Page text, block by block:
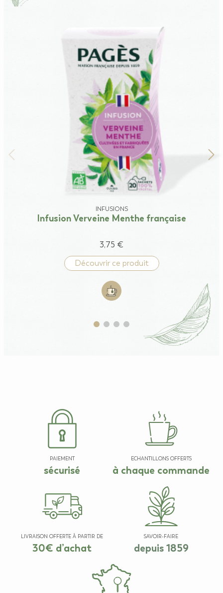
INFUSIONS
Infusion Verveine Menthe française
3,75 €
Découvrir ce produit
Add to cart: Infusion Verveine
PAIEMENT
sécurisé
ECHANTILLONS OFFERTS
à chaque commande
LIVRAISON OFFERTE À PARTIR DE
30€ d’achat
SAVOIR-FAIRE
depuis 1859